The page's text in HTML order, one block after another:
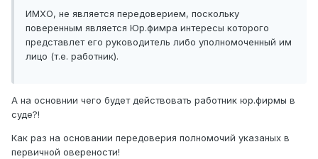
ИМХО, не является передоверием, поскольку
поверенным является Юр.фимра интересы которого
представлет его руководитель либо уполномоченный им
лицо (т.е. работник).
А на основнии чего будет действовать работник юр.фирмы в
суде?!
Как раз на основании передоверия полномочий указаных в
первичной оверености!